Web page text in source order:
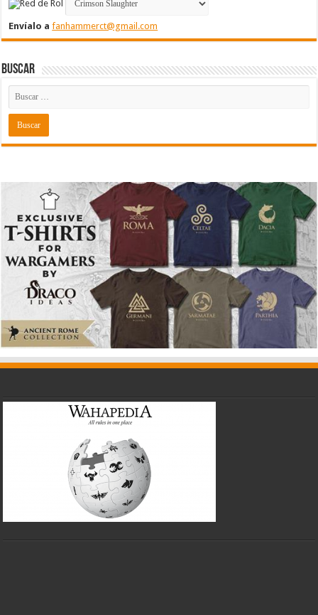
Envíalo afanhammerct@gmail.com
Buscar